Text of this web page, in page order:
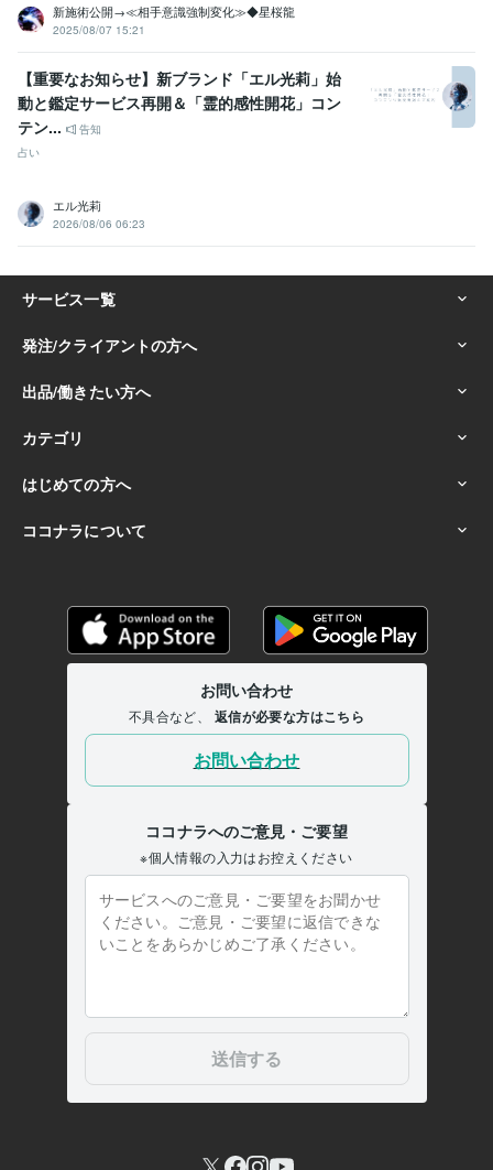
新施術公開→≪相手意識強制変化≫◆星桜龍
2025/08/07 15:21
【重要なお知らせ】新ブランド「エル光莉」始
動と鑑定サービス再開＆「霊的感性開花」コン
テン...
告知
占い
エル光莉
2026/08/06 06:23